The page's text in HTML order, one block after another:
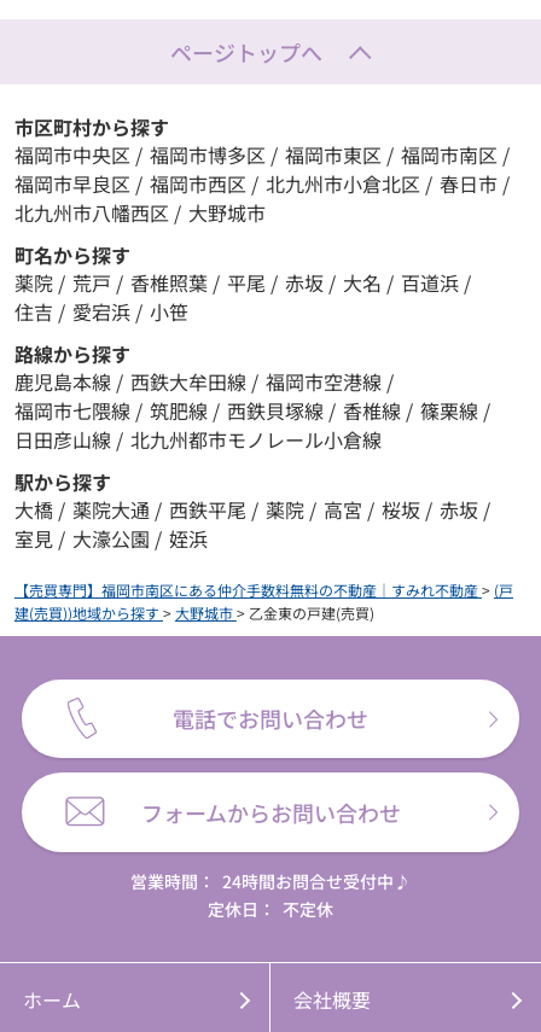
ページトップへ
市区町村から探す
福岡市中央区 / 福岡市博多区 / 福岡市東区 / 福岡市南区 /
福岡市早良区 / 福岡市西区 / 北九州市小倉北区 / 春日市 /
北九州市八幡西区 / 大野城市
町名から探す
薬院 / 荒戸 / 香椎照葉 / 平尾 / 赤坂 / 大名 / 百道浜 /
住吉 / 愛宕浜 / 小笹
路線から探す
鹿児島本線 / 西鉄大牟田線 / 福岡市空港線 /
福岡市七隈線 / 筑肥線 / 西鉄貝塚線 / 香椎線 / 篠栗線 /
日田彦山線 / 北九州都市モノレール小倉線
駅から探す
大橋 / 薬院大通 / 西鉄平尾 / 薬院 / 高宮 / 桜坂 / 赤坂 /
室見 / 大濠公園 / 姪浜
【売買専門】福岡市南区にある仲介手数料無料の不動産｜すみれ不動産> (戸
建(売買))地域から探す>大野城市> 乙金東の戸建(売買)
電話でお問い合わせ
フォームからお問い合わせ
営業時間：
24時間お問合せ受付中♪
定休日：
不定休
ホーム 会社概要